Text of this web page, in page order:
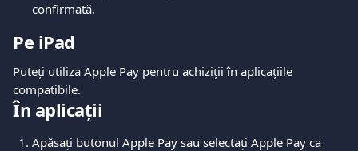
confirmată.
Pe iPad
Puteți utiliza Apple Pay pentru achiziții în aplicațiile
compatibile.
În aplicații
Apăsați butonul Apple Pay sau selectați Apple Pay ca